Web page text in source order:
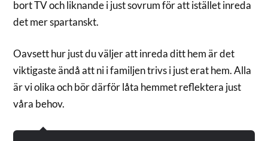
bort TV och liknande i just sovrum för att istället inreda
det mer spartanskt.
Oavsett hur just du väljer att inreda ditt hem är det
viktigaste ändå att ni i familjen trivs i just erat hem. Alla
är vi olika och bör därför låta hemmet reflektera just
våra behov.